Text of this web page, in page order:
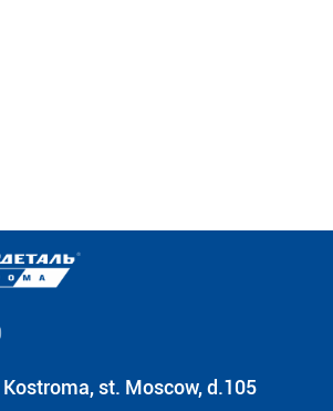
st. Moscow, d.105